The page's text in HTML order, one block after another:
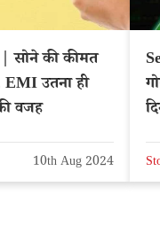
सोने की कीमत
EMI उतना ही
वजह
10th Aug 2024